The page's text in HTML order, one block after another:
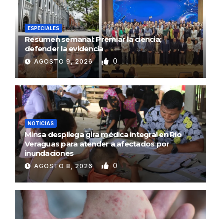
ESPECIALES
Resumen semanal: Premiar la ciencia;
defender la evidencia
AGOSTO 9, 2026 0
NOTICIAS
Minsa despliega gira médica integral en Río
Veraguas para atender a afectados por
inundaciones
AGOSTO 8, 2026 0